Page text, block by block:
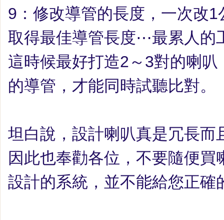
9 ： 修改導管的長度，一次改1
取得最佳導管長度⋯最累人的
這時候最好打造2～3對的喇叭
的導管，才能同時試聽比對。
坦白說，設計喇叭真是冗長而
因此也奉勸各位，不要隨便買
設計的系統，並不能給您正確